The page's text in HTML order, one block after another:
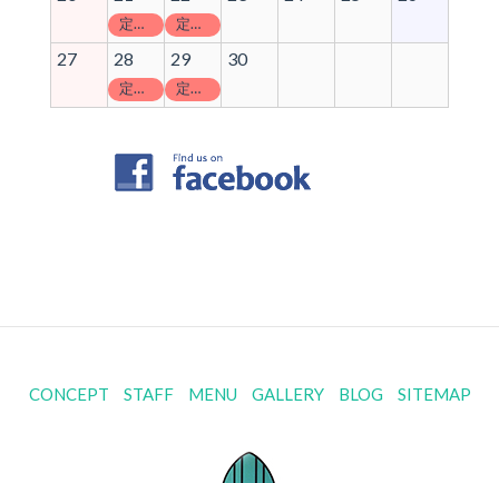
定休日 定休日
27 28
定休日
29
定休日
30
CONCEPT STAFF MENU GALLERY BLOG SITEMAP